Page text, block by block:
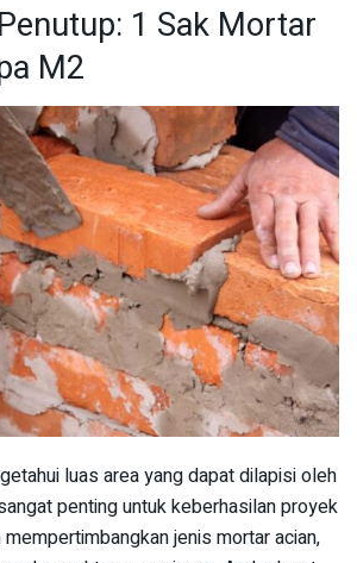
1 Sak Mortar
M2
luas area yang dapat dilapisi oleh
penting untuk keberhasilan proyek
mempertimbangkan jenis mortar acian,